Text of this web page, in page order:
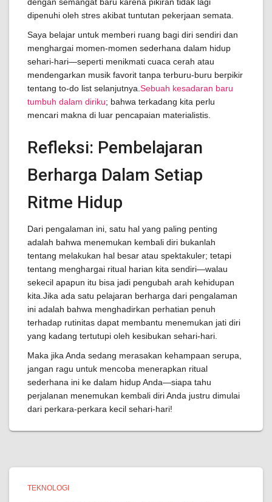
dipenuhi oleh stres akibat tuntutan pekerjaan semata.
Saya belajar untuk memberi ruang bagi diri sendiri dan
menghargai momen-momen sederhana dalam hidup
sehari-hari—seperti menikmati cuaca cerah atau
mendengarkan musik favorit tanpa terburu-buru berpikir
tentang to-do list selanjutnya. Sebuah kesadaran baru
tumbuh dalam diriku; bahwa terkadang kita perlu
mencari makna di luar pencapaian materialistis.
Refleksi: Pembelajaran
Berharga Dalam Setiap
Ritme Hidup
Dari pengalaman ini, satu hal yang paling penting
adalah bahwa menemukan kembali diri bukanlah
tentang melakukan hal besar atau spektakuler; tetapi
tentang menghargai ritual harian kita sendiri—walau
sekecil apapun itu bisa jadi pengubah arah kehidupan
kita.Jika ada satu pelajaran berharga dari pengalaman
ini adalah bahwa menghadirkan perhatian penuh
terhadap rutinitas dapat membantu menemukan jati diri
yang kadang tertutupi oleh kesibukan sehari-hari.
Maka jika Anda sedang merasakan kehampaan serupa,
jangan ragu untuk mencoba menerapkan ritual
sederhana ini ke dalam hidup Anda—siapa tahu
perjalanan menemukan kembali diri Anda justru dimulai
dari perkara-perkara kecil sehari-hari!
TEKNOLOGI